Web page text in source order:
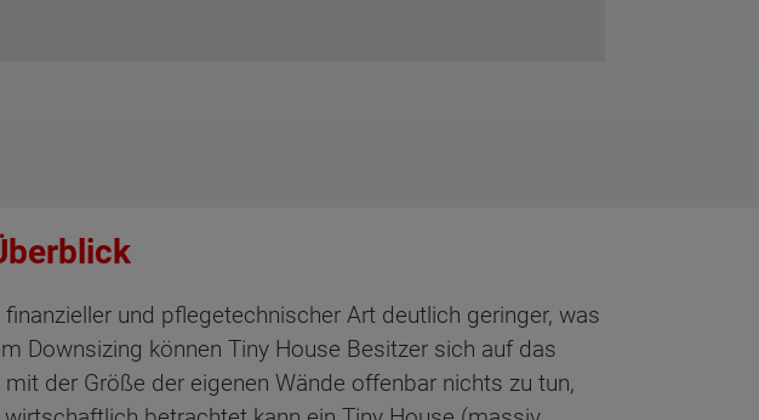
und pflegetechnischer Art deutlich geringer, was
Downsizing können Tiny House Besitzer sich auf das
der Größe der eigenen Wände offenbar nichts zu tun,